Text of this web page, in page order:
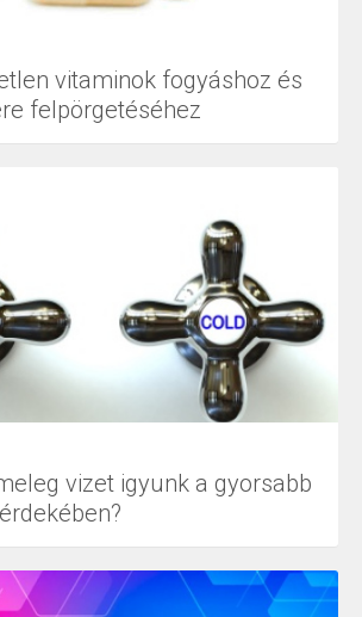
vitaminok fogyáshoz és
felpörgetéséhez
vizet igyunk a gyorsabb